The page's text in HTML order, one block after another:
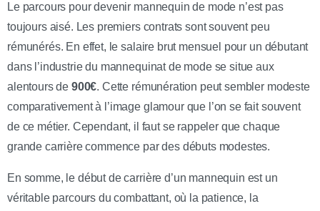
Le parcours pour devenir mannequin de mode n’est pas
toujours aisé. Les premiers contrats sont souvent peu
rémunérés. En effet, le salaire brut mensuel pour un débutant
dans l’industrie du mannequinat de mode se situe aux
alentours de 900€. Cette rémunération peut sembler modeste
comparativement à l’image glamour que l’on se fait souvent
de ce métier. Cependant, il faut se rappeler que chaque
grande carrière commence par des débuts modestes.
En somme, le début de carrière d’un mannequin est un
véritable parcours du combattant, où la patience, la